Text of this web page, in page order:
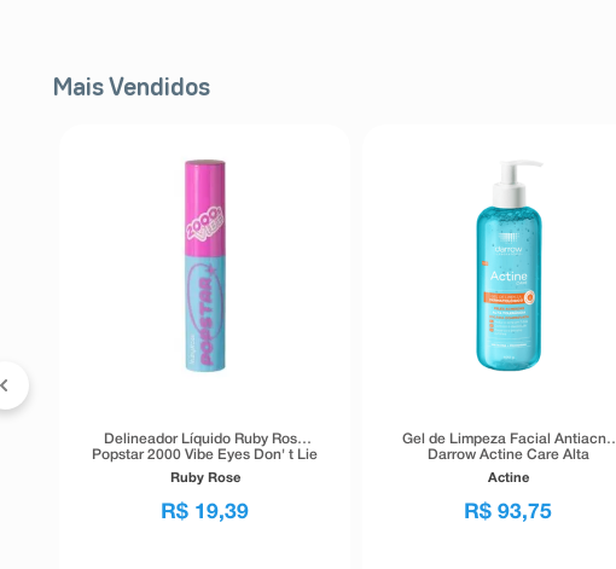
Mais Vendidos
Delineador Líquido Ruby Rose
Popstar 2000 Vibe Eyes Don' t Lie
Preto 5,5g
Ruby Rose
R$ 19,39
Gel de Limpeza Facial Antiacne
Darrow Actine Care Alta
Tolerância 400g
Actine
R$ 93,75